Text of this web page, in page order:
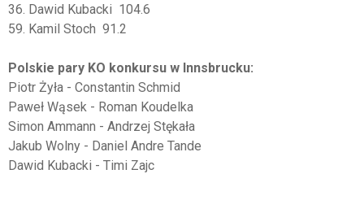
36. Dawid Kubacki 104.6
59. Kamil Stoch 91.2
Polskie pary KO konkursu w Innsbrucku:
Piotr Żyła - Constantin Schmid
Paweł Wąsek - Roman Koudelka
Simon Ammann - Andrzej Stękała
Jakub Wolny - Daniel Andre Tande
Dawid Kubacki - Timi Zajc